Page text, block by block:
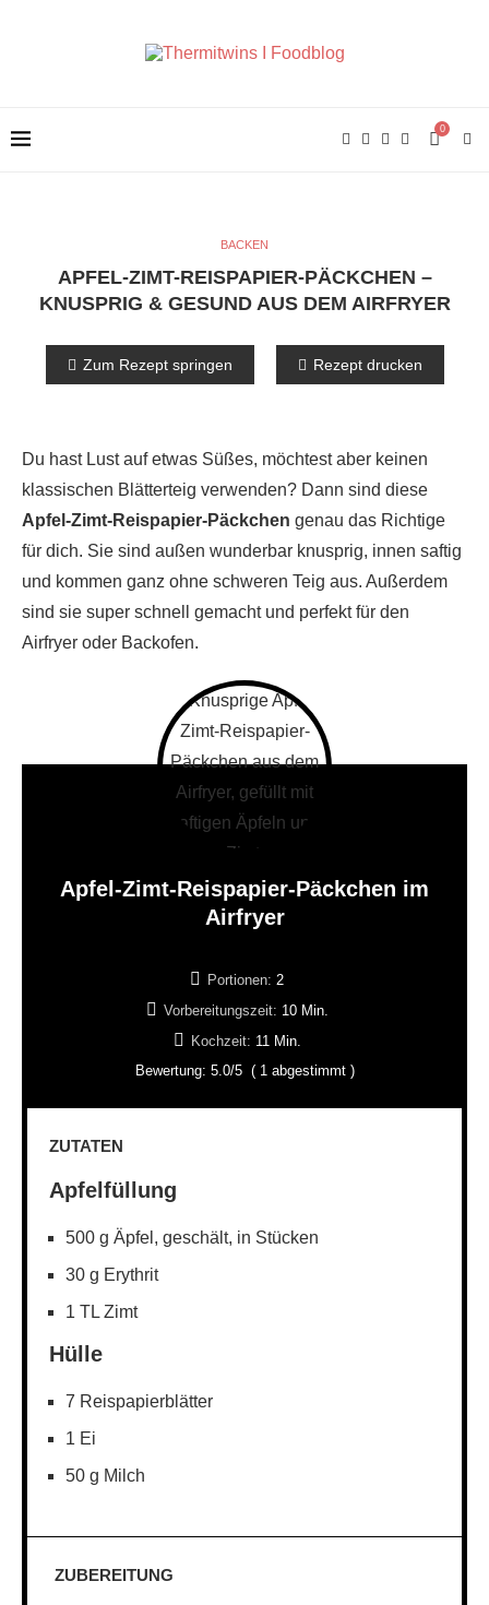
0
BACKEN
APFEL-ZIMT-REISPAPIER-PÄCKCHEN –
KNUSPRIG & GESUND AUS DEM AIRFRYER
Zum Rezept springen Rezept drucken
Du hast Lust auf etwas Süßes, möchtest aber keinen
klassischen Blätterteig verwenden? Dann sind diese
Apfel-Zimt-Reispapier-Päckchen genau das Richtige
für dich. Sie sind außen wunderbar knusprig, innen saftig
und kommen ganz ohne schweren Teig aus. Außerdem
sind sie super schnell gemacht und perfekt für den
Airfryer oder Backofen.
Apfel-Zimt-Reispapier-Päckchen im
Airfryer
Portionen: 2
Vorbereitungszeit: 10 Min.
Kochzeit: 11 Min.
Bewertung: 5.0/5 ( 1abgestimmt )
ZUTATEN
Apfelfüllung
500 g Äpfel, geschält, in Stücken
30 g Erythrit
1 TL Zimt
Hülle
7 Reispapierblätter
1 Ei
50 g Milch
ZUBEREITUNG